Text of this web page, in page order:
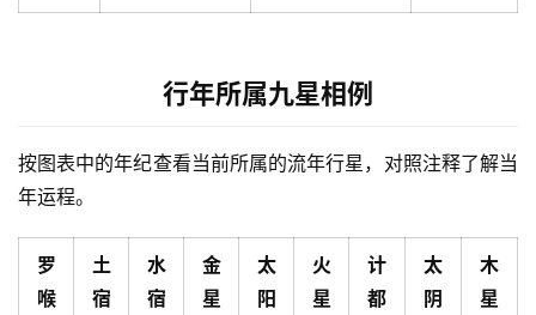
行年所属九星相例
按图表中的年纪查看当前所属的流年行星，对照注释了解当
年运程。
罗
喉
土
宿
水
宿
金
星
太
阳
火
星
计
都
太
阴
木
星